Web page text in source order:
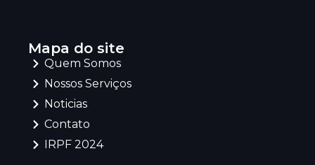
Mapa do site
Quem Somos
Nossos Serviços
Noticias
Contato
IRPF 2024